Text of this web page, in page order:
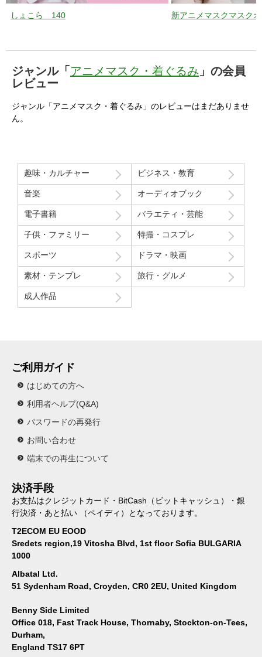
しょこら 140 新アニメマスクマスク
ジャンル「 アニメマスク・着ぐるみ 」の会員
レビュー
ジャンル「アニメマスク・着ぐるみ」のレビューはまだありませ
ん。
趣味・カルチャー ビジネス・教育
音楽 オーディオブック
電子書籍 バラエティ・芸能
子供・ファミリー 特撮・コスプレ
スポーツ ドラマ・映画
素材・テンプレ 旅行・グルメ
成人作品
ご利用ガイド
はじめての方へ
利用者ヘルプ(Q&A)
パスワードの再発行
お問い合わせ
端末での再生について
決済手段
お支払はクレジットカード・BitCash（ビットキャッシュ）・銀
行決済・あと払い （ペイディ）となっております。
T2ECOM EU EOOD
Sredets region,19 Vitosha Blvd, 1st floor Sofia BULGARIA
1000
Albatal Ltd.
51 Sydenham Road, Croyden, CR0 2EU, United Kingdom
Benny Side Limited
Office 018, Fast Track House, Thornaby, Stockton-on-Tees,
Durham,
England TS17 6PT